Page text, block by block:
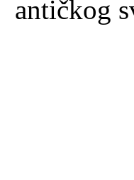
antičkog